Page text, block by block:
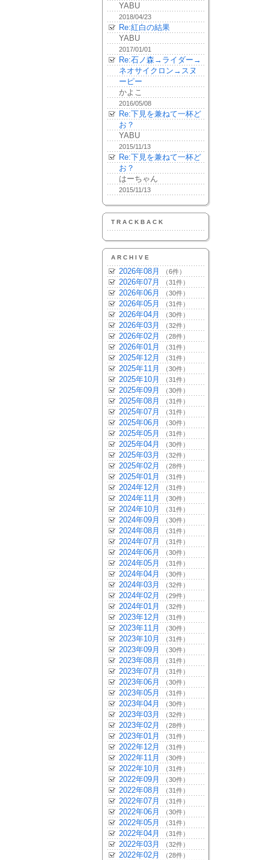
YABU
2018/04/23
Re:紅白の結果
YABU
2017/01/01
Re:石ノ森→ライダー→
ネオサイクロン→スヌ
ーピー
かよこ
2016/05/08
Re:下見を兼ねて一杯ど
お？
YABU
2015/11/13
Re:下見を兼ねて一杯ど
お？
はーちゃん
2015/11/13
TRACKBACK
ARCHIVE
2026年08月 （6件）
2026年07月 （31件）
2026年06月 （30件）
2026年05月 （31件）
2026年04月 （30件）
2026年03月 （32件）
2026年02月 （28件）
2026年01月 （31件）
2025年12月 （31件）
2025年11月 （30件）
2025年10月 （31件）
2025年09月 （30件）
2025年08月 （31件）
2025年07月 （31件）
2025年06月 （30件）
2025年05月 （31件）
2025年04月 （30件）
2025年03月 （32件）
2025年02月 （28件）
2025年01月 （31件）
2024年12月 （31件）
2024年11月 （30件）
2024年10月 （31件）
2024年09月 （30件）
2024年08月 （31件）
2024年07月 （31件）
2024年06月 （30件）
2024年05月 （31件）
2024年04月 （30件）
2024年03月 （32件）
2024年02月 （29件）
2024年01月 （32件）
2023年12月 （31件）
2023年11月 （30件）
2023年10月 （31件）
2023年09月 （30件）
2023年08月 （31件）
2023年07月 （31件）
2023年06月 （30件）
2023年05月 （31件）
2023年04月 （30件）
2023年03月 （32件）
2023年02月 （28件）
2023年01月 （31件）
2022年12月 （31件）
2022年11月 （30件）
2022年10月 （31件）
2022年09月 （30件）
2022年08月 （31件）
2022年07月 （31件）
2022年06月 （30件）
2022年05月 （31件）
2022年04月 （31件）
2022年03月 （32件）
2022年02月 （28件）